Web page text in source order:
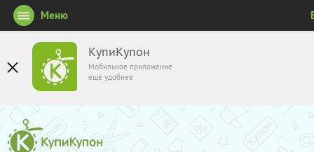
КупиКупон
Мобильное приложение
ещё удобнее
Меню